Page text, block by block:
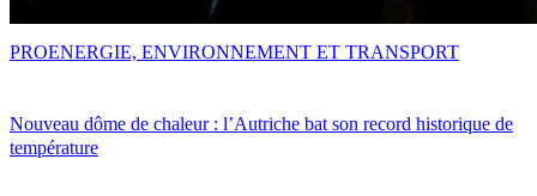
Nouveau dôme de chaleur : l’Autriche bat son record historique de
température
PROENERGIE, ENVIRONNEMENT ET TRANSPORT